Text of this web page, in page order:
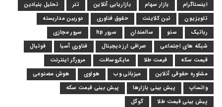
اینستاگرام
بازار سهام بازاریابی آنلاین تتر
تحلیل بنیادین
تلویزیون
تین کلاینت حقوق فناوری
دوربین مداربسته
رباتیک
سئو سالمندان سرور hp
سرور مجازی
شبکه های اجتماعی
صرافی ارز دیجیتال فناوری آسیا
فوتبال
قیمت سکه
قیمت طلا مایکروسافت
مرورگر اینترنت
مشاوره حقوقی آنلاین
میزبانی وب هواوی
هوش مصنوعی
واتساپ
پیش بینی بازارها
پیش بینی قیمت سکه
پیش بینی قیمت طلا
گوگل